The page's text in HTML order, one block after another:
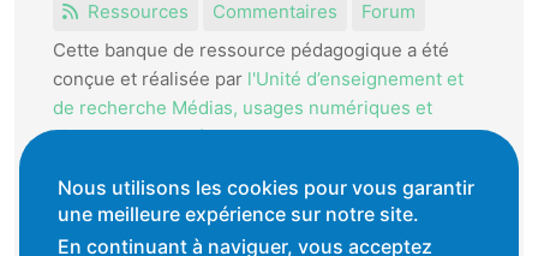
Ressources
Commentaires
Forum
Cette banque de ressource pédagogique a été
conçue et réalisée par l'Unité d’enseignement et
de recherche Médias, usages numériques et
didactique de l’Informatique.
La HEP-VD met cet outil à disposition des
enseignantes et enseignants vaudois pour
favoriser l'échange de ressources pédagogiques.
Nous utilisons les cookies pour vous garantir
une meilleure expérience sur notre site.
En continuant à naviguer, vous acceptez